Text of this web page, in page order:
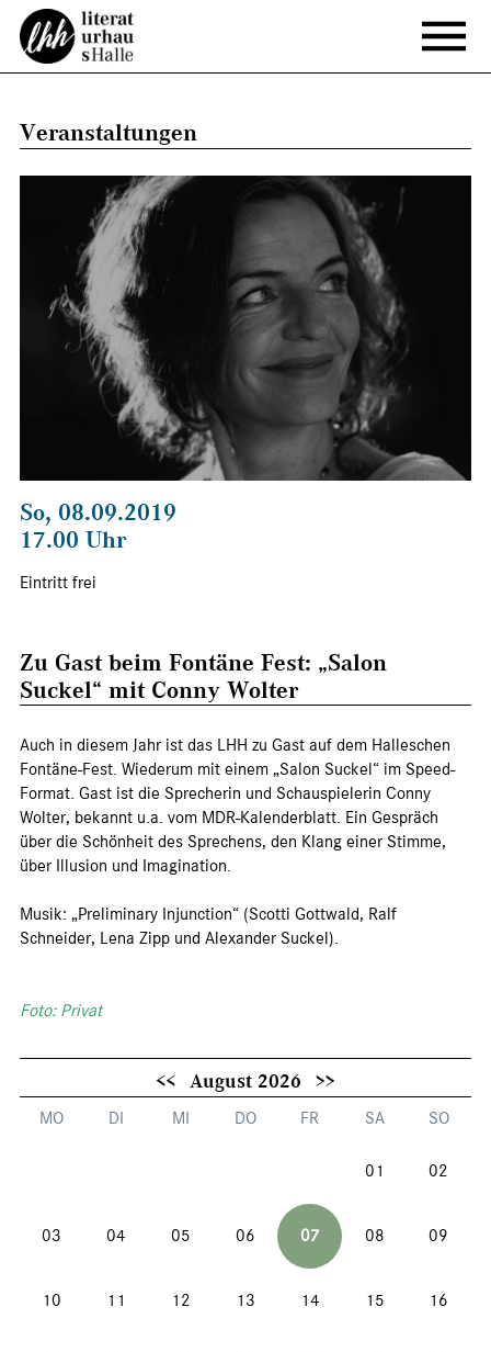
Veranstaltungen
So, 08.09.2019
17.00 Uhr
Eintritt frei
Zu Gast beim Fontäne Fest: „Salon
Suckel“ mit Conny Wolter
Auch in diesem Jahr ist das LHH zu Gast auf dem Halleschen
Fontäne-Fest. Wiederum mit einem „Salon Suckel“ im Speed-
Format. Gast ist die Sprecherin und Schauspielerin Conny
Wolter, bekannt u.a. vom MDR-Kalenderblatt. Ein Gespräch
über die Schönheit des Sprechens, den Klang einer Stimme,
über Illusion und Imagination.
Musik: „Preliminary Injunction“ (Scotti Gottwald, Ralf
Schneider, Lena Zipp und Alexander Suckel).
Foto: Privat
<< August 2026 >>
MO DI MI DO FR SA SO
01 02
03 04 05 06 07 08 09
10 11 12 13 14 15 16